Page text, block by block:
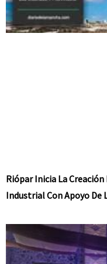
Riópar Inicia La Creación
Industrial Con Apoyo De